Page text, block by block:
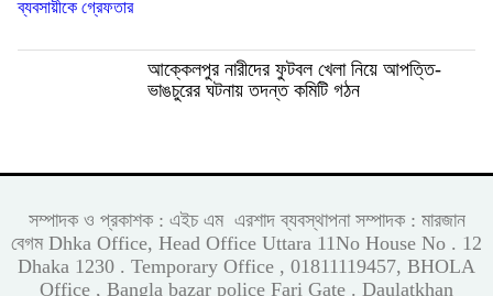
আক্কেলপুর নারীদের ফুটবল খেলা নিয়ে আপত্তি-
ভাঙচুরের ঘটনায় তদন্ত কমিটি গঠন
সম্পাদক ও প্রকাশক : এইচ এম এরশাদ ব্যবস্থাপনা সম্পাদক : মারজান
বেগম Dhka Office, Head Office Uttara 11No House No . 12
Dhaka 1230 . Temporary Office , 01811119457, BHOLA
Office , Bangla bazar police Fari Gate . Daulatkhan